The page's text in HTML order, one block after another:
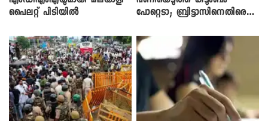
പൈലറ്റ് പിടിയിൽ
പോറ്റെടാ; ബ്രിട്ടാസിനെതിരെ